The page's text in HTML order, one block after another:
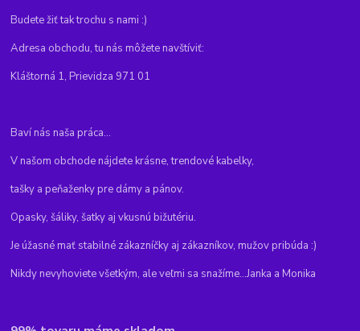
Budete žiť tak trochu s nami :)
Adresa obchodu, tu nás môžete navštíviť:
Kláštorná 1, Prievidza 971 01
Baví nás naša práca...
V našom obchode nájdete krásne, trendové kabelky,
tašky a peňaženky pre dámy a pánov.
Opasky, šáliky, šatky aj vkusnú bižutériu.
Je úžasné mať stabilné zákazníčky aj zákazníkov, mužov pribúda :)
Nikdy nevyhoviete všetkým, ale veľmi sa snažíme...Janka a Monika